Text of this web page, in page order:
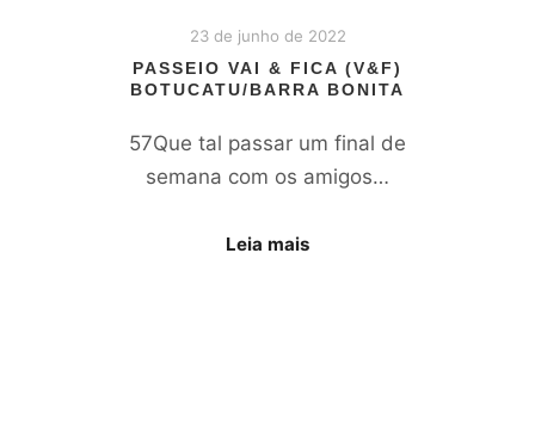
23 de junho de 2022
PASSEIO VAI & FICA (V&F)
BOTUCATU/BARRA BONITA
57Que tal passar um final de
semana com os amigos…
Leia mais